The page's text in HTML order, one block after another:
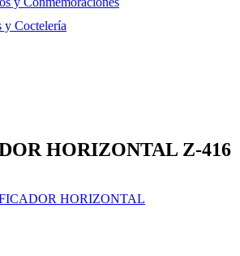
y Coctelería
HORIZONTAL Z-416
HORIZONTAL